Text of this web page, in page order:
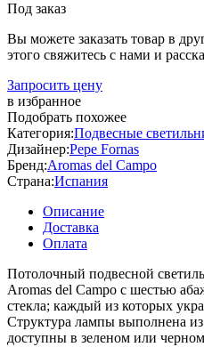
Под заказ
Вы можете заказать товар в
этого свяжитесь с нами и
Запросить цену
в избранное
Подобрать похожее
Категория:Подвесные
Дизайнер:Pepe Fornas
Бренд:Aromas del Campo
Страна:Испания
Описание
Доставка
Оплата
Потолочный подвесной
Aromas del Campo с шестью
стекла; каждый из которых
Структура лампы выполнена
доступны в зеленом или